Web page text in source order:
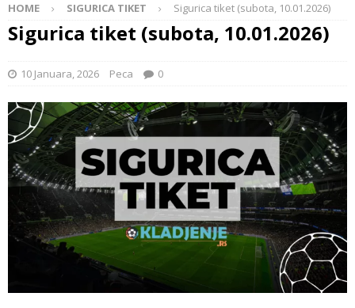
HOME SIGURICA TIKET Sigurica tiket (subota, 10.01.2026)
Sigurica tiket (subota, 10.01.2026)
10 Januara, 2026 Peca 0